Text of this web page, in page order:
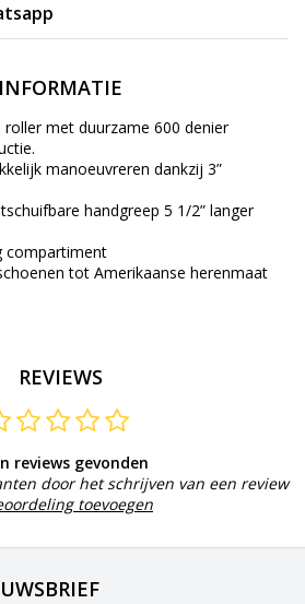
INFORMATIE
met duurzame 600 denier
manoeuvreren dankzij 3”
handgreep 5 1/2” langer
compartiment
tot Amerikaanse herenmaat
REVIEWS
reviews gevonden
door het schrijven van een review
toevoegen